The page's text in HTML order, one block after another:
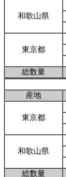
和歌山県
東京都
総数量
産地
東京都
和歌山県
総数量